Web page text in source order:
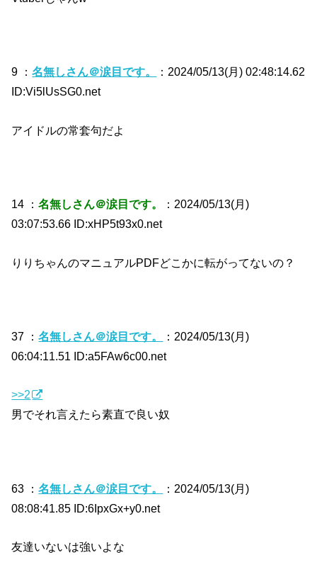
9 ：名無しさん＠涙目です。
：2024/05/13(月) 02:48:14.62
ID:Vi5lUsSG0.net
アイドルの常套句だよ
14 ：名無しさん＠涙目です。
：2024/05/13(月)
03:07:53.66 ID:xHP5t93x0.net
りりちゃんのマニュアルPDFどこかに転がってないの？
37 ：名無しさん＠涙目です。
：2024/05/13(月)
06:04:11.51 ID:a5FAw6c00.net
>>2
男でそれ言えたら素直で良い奴
63 ：名無しさん＠涙目です。
：2024/05/13(月)
08:08:41.85 ID:6IpxGx+y0.net
友達いないは強いよな